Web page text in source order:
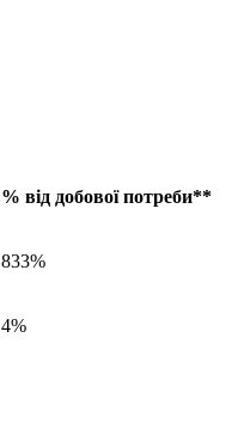
% від добової потреби**
833%
4%